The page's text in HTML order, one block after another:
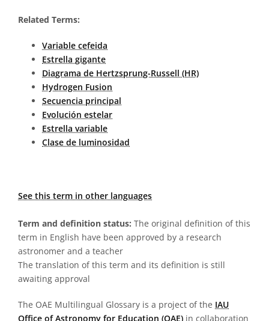
Related Terms:
Variable cefeida
Estrella gigante
Diagrama de Hertzsprung-Russell (HR)
Hydrogen Fusion
Secuencia principal
Evolución estelar
Estrella variable
Clase de luminosidad
See this term in other languages
Term and definition status: The original definition of this
term in English have been approved by a research
astronomer and a teacher
The translation of this term and its definition is still
awaiting approval
The OAE Multilingual Glossary is a project of the IAU
Office of Astronomy for Education (OAE) in collaboration